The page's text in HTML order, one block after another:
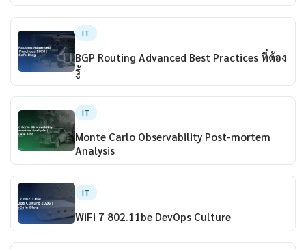
IT
BGP Routing Advanced Best Practices ที่ต้อง
รู้
IT
Monte Carlo Observability Post-mortem
Analysis
IT
WiFi 7 802.11be DevOps Culture